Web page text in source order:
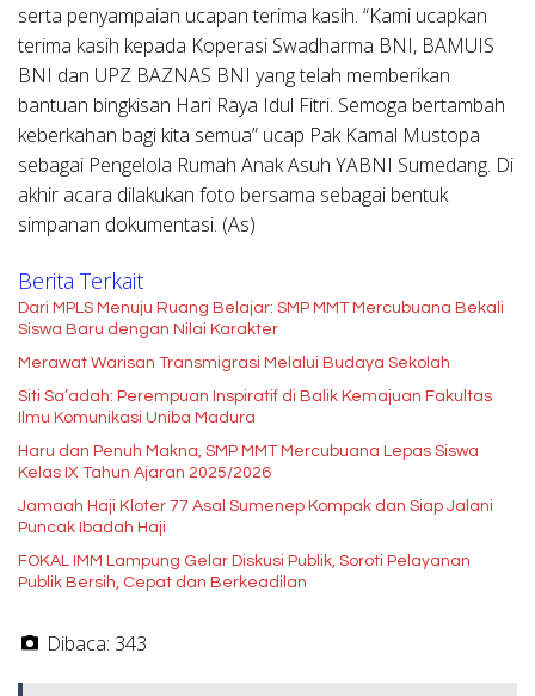
serta penyampaian ucapan terima kasih. “Kami ucapkan
terima kasih kepada Koperasi Swadharma BNI, BAMUIS
BNI dan UPZ BAZNAS BNI yang telah memberikan
bantuan bingkisan Hari Raya Idul Fitri. Semoga bertambah
keberkahan bagi kita semua” ucap Pak Kamal Mustopa
sebagai Pengelola Rumah Anak Asuh YABNI Sumedang. Di
akhir acara dilakukan foto bersama sebagai bentuk
simpanan dokumentasi. (As)
Berita Terkait
Dari MPLS Menuju Ruang Belajar: SMP MMT Mercubuana Bekali
Siswa Baru dengan Nilai Karakter
Merawat Warisan Transmigrasi Melalui Budaya Sekolah
Siti Sa’adah: Perempuan Inspiratif di Balik Kemajuan Fakultas
Ilmu Komunikasi Uniba Madura
Haru dan Penuh Makna, SMP MMT Mercubuana Lepas Siswa
Kelas IX Tahun Ajaran 2025/2026
Jamaah Haji Kloter 77 Asal Sumenep Kompak dan Siap Jalani
Puncak Ibadah Haji
FOKAL IMM Lampung Gelar Diskusi Publik, Soroti Pelayanan
Publik Bersih, Cepat dan Berkeadilan
Dibaca: 343